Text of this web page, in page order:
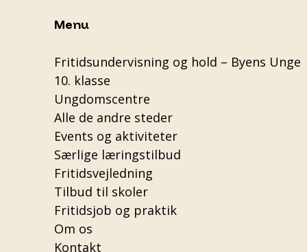
Menu
Fritidsundervisning og hold – Byens Unge
10. klasse
Ungdomscentre
Alle de andre steder
Events og aktiviteter
Særlige læringstilbud
Fritidsvejledning
Tilbud til skoler
Fritidsjob og praktik
Om os
Kontakt